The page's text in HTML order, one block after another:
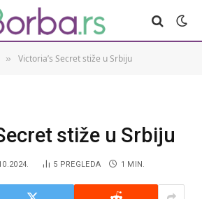
» Victoria’s Secret stiže u Srbiju
stiže u Srbiju
5 PREGLEDA 1 MIN.